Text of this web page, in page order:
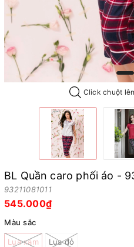
Click chuột
BL Quần caro phối áo -
93211081011
545.000₫
Màu sắc
Lụa xám
Lụa đỏ